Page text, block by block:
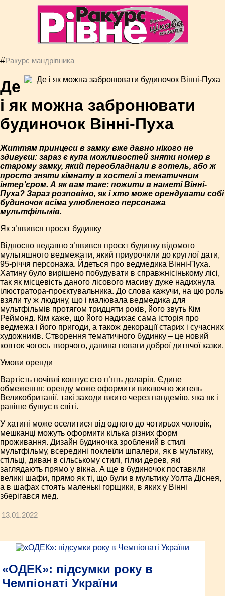
#Ракурс мандрівника
Де
і як можна забронювати
будиночок Вінні-Пуха
Життям принцеси в замку вже давно нікого не
здивуєш: зараз є купа можливостей зняти номер в
старому замку, який переобладнали в готель, або ж
просто зняти кімнату в хостелі з тематичним
інтер’єром. А як вам таке: пожити в наметі Вінні-
Пуха? Зараз розповімо, як і хто може орендувати собі
будиночок всіма улюбленого персонажа
мультфільмів.
Як з’явився проєкт будинку
Відносно недавно з’явився проєкт будинку відомого
мультяшного ведмежати, який приурочили до круглої дати,
95-річчя персонажа. Йдеться про ведмедика Вінні-Пуха.
Хатину було вирішено побудувати в справжнісінькому лісі,
так як місцевість даного лісового масиву дуже надихнула
ілюстратора-проєктувальника. До слова кажучи, на цю роль
взяли ту ж людину, що і малювала ведмедика для
мультфільмів протягом тридцяти років, його звуть Кім
Реймонд. Кім каже, що його надихає сама історія про
ведмежа і його пригоди, а також декорації старих і сучасних
художників. Створення тематичного будинку – це новий
ковток чогось творчого, данина поваги доброї дитячої казки.
Умови оренди
Вартість ночівлі коштує сто п’ять доларів. Єдине
обмеження: оренду може оформити виключно житель
Великобританії, такі заходи вжито через пандемію, яка як і
раніше бушує в світі.
У хатині може оселитися від одного до чотирьох чоловік,
мешканці можуть оформити кілька різних форм
проживання. Дизайн будиночка зроблений в стилі
мультфільму, всередині поклеїли шпалери, як в мультику,
стільці, диван в сільському стилі, гілки дерев, які
заглядають прямо у вікна. А ще в будиночок поставили
великі шафи, прямо як ті, що були в мультику Уолта Діснея,
а в шафах стоять маленькі горщики, в яких у Вінні
зберігався мед.
13.01.2022
«ОДЕК»: підсумки року в
Чемпіонаті України